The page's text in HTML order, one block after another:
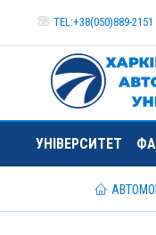
TEL:+38(050)889-2151
УНІВЕРСИТЕТ